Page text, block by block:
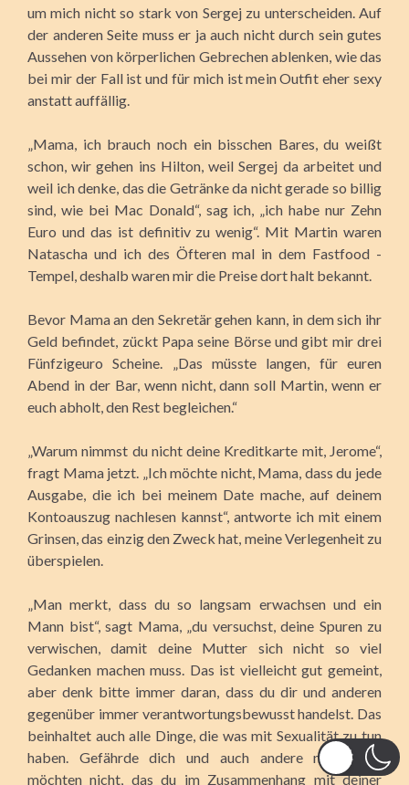
um mich nicht so stark von Sergej zu unterscheiden. Auf
der anderen Seite muss er ja auch nicht durch sein gutes
Aussehen von körperlichen Gebrechen ablenken, wie das
bei mir der Fall ist und für mich ist mein Outfit eher sexy
anstatt auffällig.
„Mama, ich brauch noch ein bisschen Bares, du weißt
schon, wir gehen ins Hilton, weil Sergej da arbeitet und
weil ich denke, das die Getränke da nicht gerade so billig
sind, wie bei Mac Donald“, sag ich, „ich habe nur Zehn
Euro und das ist definitiv zu wenig“. Mit Martin waren
Natascha und ich des Öfteren mal in dem Fastfood -
Tempel, deshalb waren mir die Preise dort halt bekannt.
Bevor Mama an den Sekretär gehen kann, in dem sich ihr
Geld befindet, zückt Papa seine Börse und gibt mir drei
Fünfzigeuro Scheine. „Das müsste langen, für euren
Abend in der Bar, wenn nicht, dann soll Martin, wenn er
euch abholt, den Rest begleichen.“
„Warum nimmst du nicht deine Kreditkarte mit, Jerome“,
fragt Mama jetzt. „Ich möchte nicht, Mama, dass du jede
Ausgabe, die ich bei meinem Date mache, auf deinem
Kontoauszug nachlesen kannst“, antworte ich mit einem
Grinsen, das einzig den Zweck hat, meine Verlegenheit zu
überspielen.
„Man merkt, dass du so langsam erwachsen und ein
Mann bist“, sagt Mama, „du versuchst, deine Spuren zu
verwischen, damit deine Mutter sich nicht so viel
Gedanken machen muss. Das ist vielleicht gut gemeint,
aber denk bitte immer daran, dass du dir und anderen
gegenüber immer verantwortungsbewusst handelst. Das
beinhaltet auch alle Dinge, die was mit Sexualität zu tun
haben. Gefährde dich und auch andere nicht. Wir
möchten nicht, das du im Zusammenhang mit deiner